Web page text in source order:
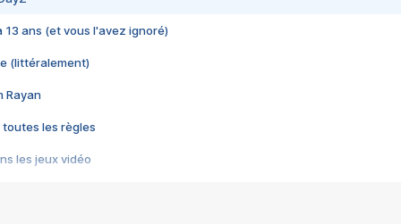
13 ans (et vous l'avez ignoré)
(littéralement)
Rayan
toutes les règles
les jeux vidéo